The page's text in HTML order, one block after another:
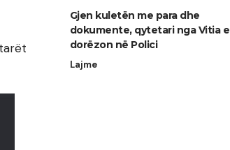
Gjen kuletën me para dhe
dokumente, qytetari nga Vitia e
dorëzon në Polici
Lajme